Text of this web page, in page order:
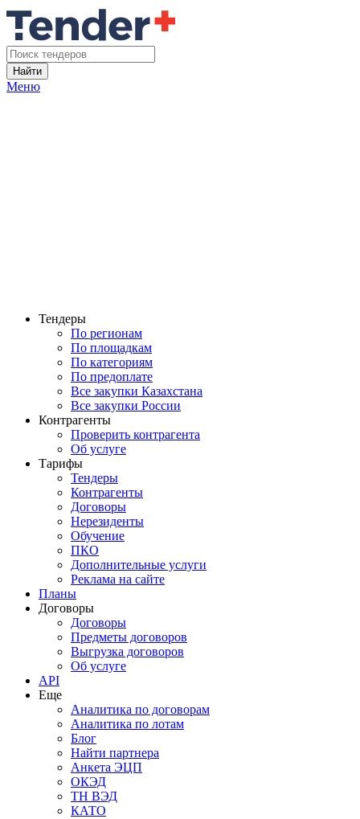
Найти
Меню
Тендеры
По регионам
По площадкам
По категориям
По предоплате
Все закупки Казахстана
Все закупки России
Контрагенты
Проверить контрагента
Об услуге
Тарифы
Тендеры
Контрагенты
Договоры
Нерезиденты
Обучение
ПКО
Дополнительные услуги
Реклама на сайте
Планы
Договоры
Договоры
Предметы договоров
Выгрузка договоров
Об услуге
API
Еще
Аналитика по договорам
Аналитика по лотам
Блог
Найти партнера
Анкета ЭЦП
ОКЭД
ТН ВЭД
КАТО